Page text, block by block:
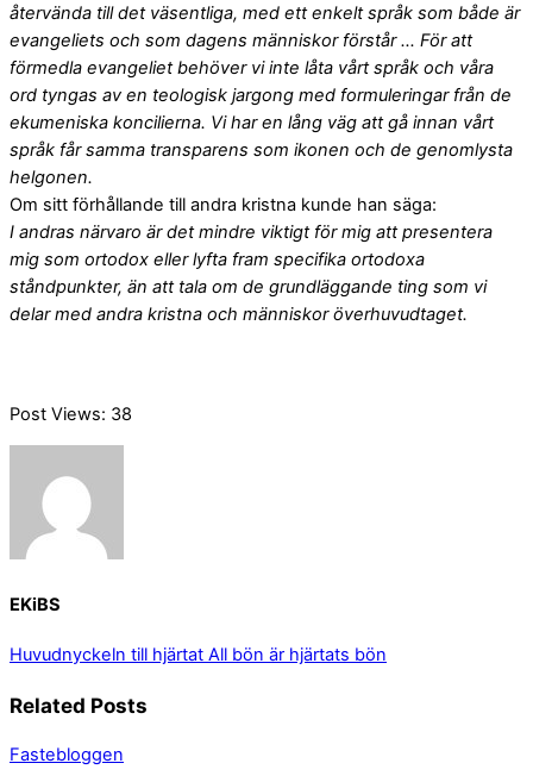
återvända till det väsentliga, med ett enkelt språk som både är
evangeliets och som dagens människor förstår … För att
förmedla evangeliet behöver vi inte låta vårt språk och våra
ord tyngas av en teologisk jargong med formuleringar från de
ekumeniska koncilierna. Vi har en lång väg att gå innan vårt
språk får samma transparens som ikonen och de genomlysta
helgonen.
Om sitt förhållande till andra kristna kunde han säga:
I andras närvaro är det mindre viktigt för mig att presentera
mig som ortodox eller lyfta fram specifika ortodoxa
ståndpunkter, än att tala om de grundläggande ting som vi
delar med andra kristna och människor överhuvudtaget.
Post Views: 38
EKiBS
Huvudnyckeln till hjärtat All bön är hjärtats bön
Related Posts
Fastebloggen